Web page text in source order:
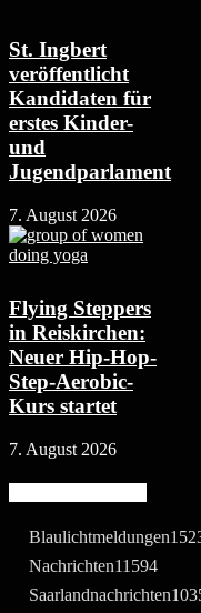
St. Ingbert
veröffentlicht
Kandidaten für
erstes Kinder-
und
Jugendparlament
7. August 2026
Flying Steppers
in Reiskirchen:
Neuer Hip-Hop-
Step-Aerobic-
Kurs startet
7. August 2026
Blaulichtmeldungen
Nachrichten11594
Saarlandnachrichten